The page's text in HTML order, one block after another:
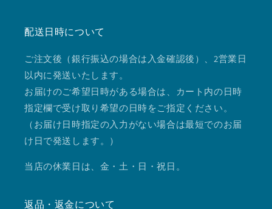
配送日時について
ご注文後（銀行振込の場合は入金確認後）、2営業日
以内に発送いたします。
お届けのご希望日時がある場合は、カート内の日時
指定欄で受け取り希望の日時をご指定ください。
（お届け日時指定の入力がない場合は最短でのお届
け日で発送します。）
当店の休業日は、金・土・日・祝日。
返品・返金について